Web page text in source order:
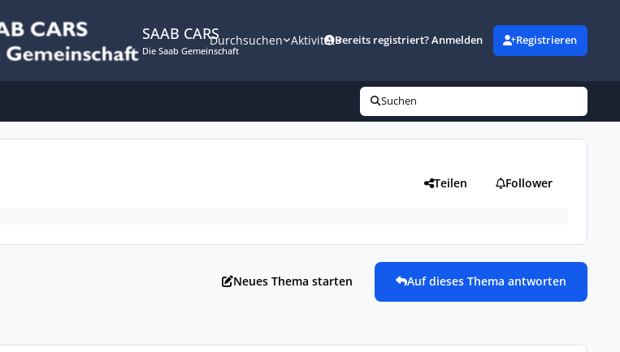
SAAB CARS
Die Saab Gemeinschaft
Durchsuchen AktivitätBereits registriert? Anmelden Registrieren
Suchen
Teilen Follower
Neues Thema starten Auf dieses Thema antworten